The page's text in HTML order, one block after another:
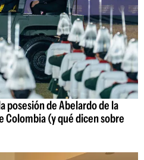
posesión de Abelardo de la
Colombia (y qué dicen sobre